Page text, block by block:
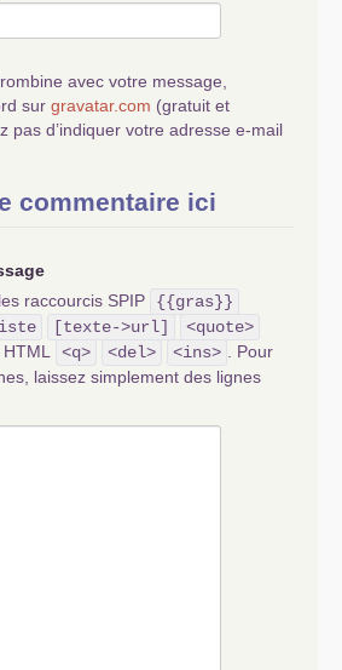
avec votre message,
sur gravatar.com (gratuit et
pas d’indiquer votre adresse e-mail
commentaire ici
raccourcis SPIP
{{gras}}
[texte->url]
<quote>
<q> <del> <ins>
. Pour
laissez simplement des lignes